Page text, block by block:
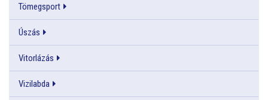
Tömegsport
Úszás
Vitorlázás
Vizilabda